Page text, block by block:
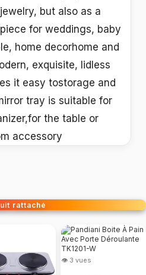
but also as a
for weddings, baby
home decorhome and
exquisite, lidless
it easy tostorage and
tray is suitable for
the table or
accessory
rattaché
👁 3 vues